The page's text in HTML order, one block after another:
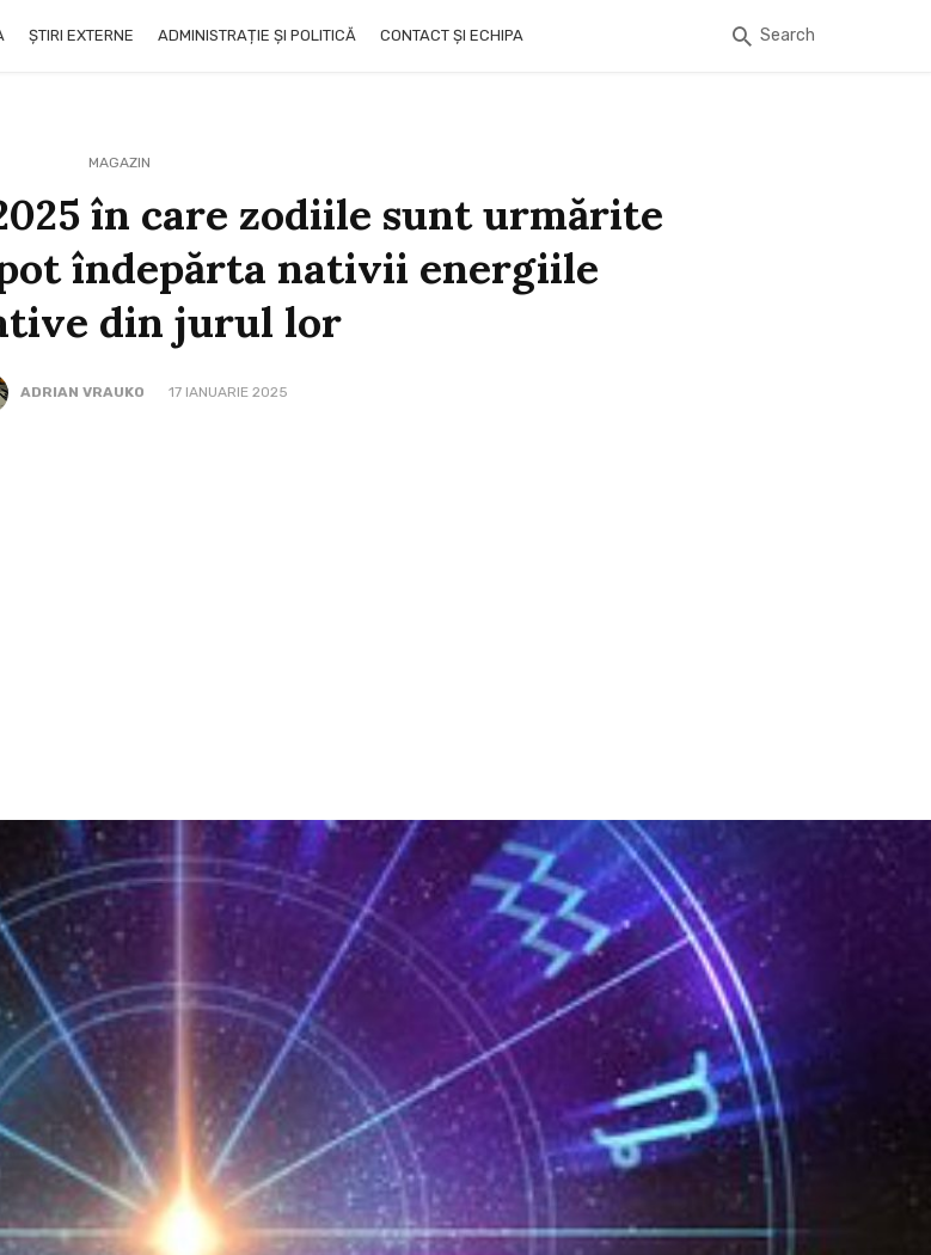
ȘTIRI EXTERNE ADMINISTRAȚIE ȘI POLITICĂ CONTACT ȘI ECHIPA Search
MAGAZIN
în care zodiile sunt urmărite
îndepărta nativii energiile
din jurul lor
ADRIAN VRAUKO 17 IANUARIE 2025